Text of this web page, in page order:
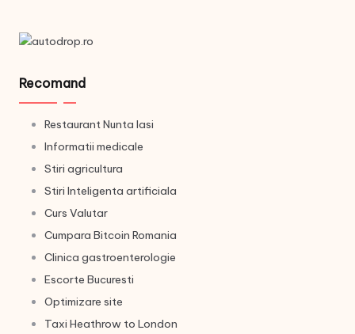
Recomand
Restaurant Nunta Iasi
Informatii medicale
Stiri agricultura
Stiri Inteligenta artificiala
Curs Valutar
Cumpara Bitcoin Romania
Clinica gastroenterologie
Escorte Bucuresti
Optimizare site
Taxi Heathrow to London